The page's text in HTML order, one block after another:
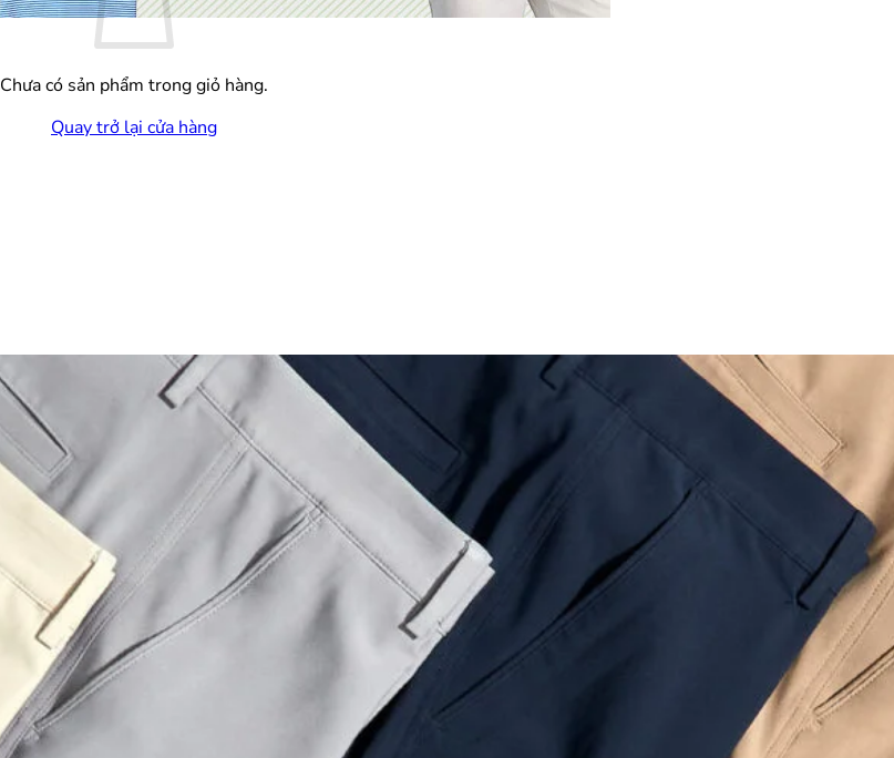
Chưa có sản phẩm trong giỏ hàng.
Quay trở lại cửa hàng